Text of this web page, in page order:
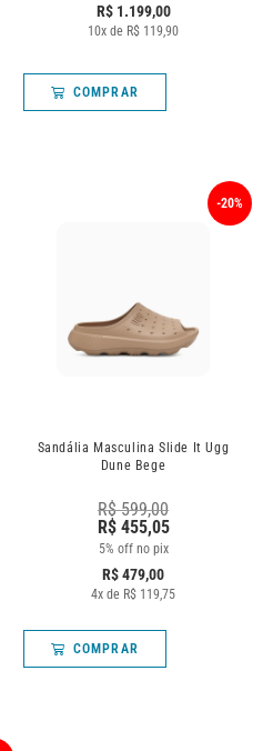
R$1.199,00
10x de R$ 119,90
COMPRAR
Sandália Masculina Slide It Ugg
Dune Bege
-20%
R$599,00
R$455,05
5% off no pix
R$479,00
4x de R$ 119,75
COMPRAR